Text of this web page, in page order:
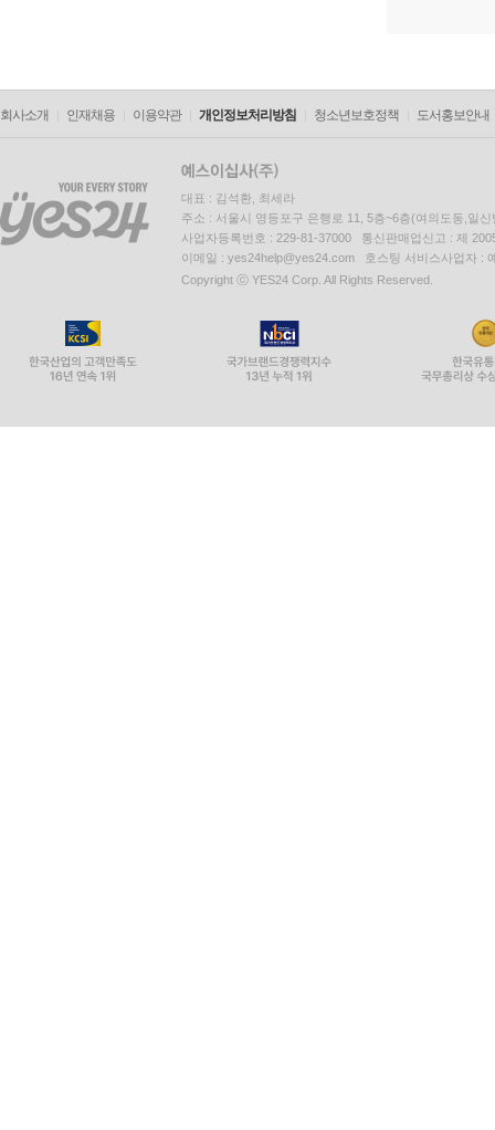
회사소개 인재채용 이용약관 개인정보처리방침 청소년보호정책 도서홍보안내
대표 : 김석환, 최세라
주소 : 서울시 영등포구 은행로 11, 5층~6층(여의도동,일신
사업자등록번호 : 229-81-37000 통신판매업신고 : 제
이메일 : yes24help@yes24.com 호스팅 서비스사업자 :
Copyright ⓒ YES24 Corp. All Rights Reserved.